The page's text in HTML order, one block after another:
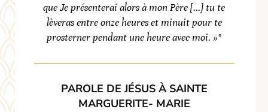
que Je présenterai alors à mon Père […] tu te
lèveras entre onze heures et minuit pour te
prosterner pendant une heure avec moi. »*
PAROLE DE JÉSUS À SAINTE
MARGUERITE- MARIE